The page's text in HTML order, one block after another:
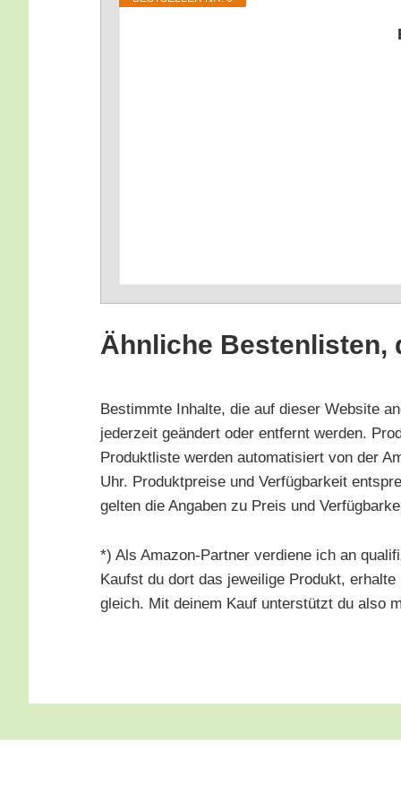
Ähn­li­che Bes­ten­lis­ten,
Bestimm­te Inhal­te, die auf die­ser Web­site
jeder­zeit geän­dert oder ent­fernt wer­den.
Pro­dukt­lis­te wer­den auto­ma­ti­siert von der
Uhr. Pro­dukt­prei­se und Ver­füg­bar­keit
gel­ten die Anga­ben zu Preis und
*) Als Ama­zon-Part­ner ver­die­ne ich an
Kaufst du dort das jewei­li­ge Pro­dukt,
gleich. Mit dei­nem Kauf unter­stützt du also